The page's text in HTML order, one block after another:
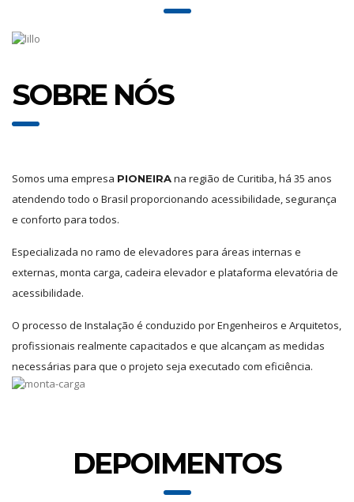
SOBRE NÓS
Somos uma empresa PIONEIRAna região de Curitiba, há 35 anos
atendendo todo o Brasil proporcionando acessibilidade, segurança
e conforto para todos.
Especializada no ramo de elevadores para áreas internas e
externas, monta carga, cadeira elevador e plataforma elevatória de
acessibilidade.
O processo de Instalação é conduzido por Engenheiros e Arquitetos,
profissionais realmente capacitados e que alcançam as medidas
necessárias para que o projeto seja executado com eficiência.
DEPOIMENTOS